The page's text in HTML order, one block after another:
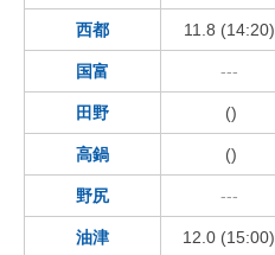
西都 11.8 (14:20)
国富 ---
田野 ()
高鍋 ()
野尻 ---
油津 12.0 (15:00)